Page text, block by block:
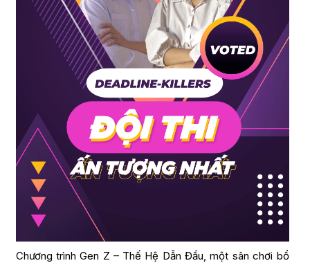
Chương trình Gen Z – Thế Hệ Dẫn Đầu, một sân chơi bổ